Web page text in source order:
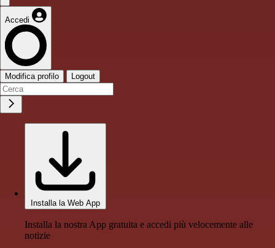
Accedi
Modifica profilo Logout
Installa la Web App
Installa la nostra App gratuita e accedi più velocemente alle
notizie